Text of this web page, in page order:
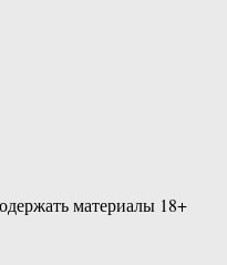
материалы 18+